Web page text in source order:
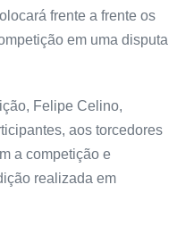
frente a frente os
em uma disputa
Felipe Celino,
aos torcedores
a competição e
realizada em